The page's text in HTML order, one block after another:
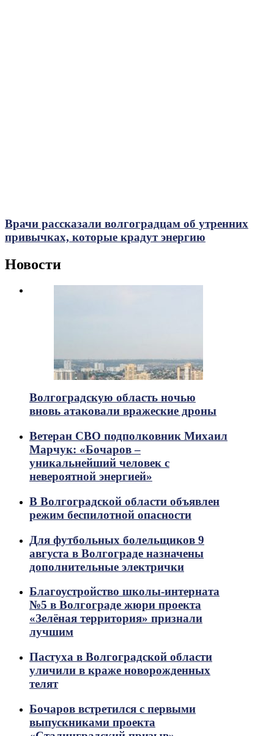
Врачи рассказали волгоградцам об утренних
привычках, которые крадут энергию
Новости
Волгоградскую область ночью
вновь атаковали вражеские дроны
Ветеран СВО подполковник Михаил
Марчук: «Бочаров –
уникальнейший человек с
невероятной энергией»
В Волгоградской области объявлен
режим беспилотной опасности
Для футбольных болельщиков 9
августа в Волгограде назначены
дополнительные электрички
Благоустройство школы-интерната
№5 в Волгограде жюри проекта
«Зелёная территория» признали
лучшим
Пастуха в Волгоградской области
уличили в краже новорожденных
телят
Бочаров встретился с первыми
выпускниками проекта